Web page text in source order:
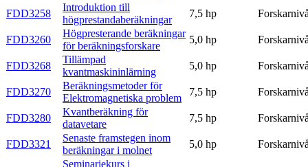
FDD3258
Introduktion till
högprestandaberäkningar
7,5 hp
FDD3260
Högpresterande beräkningar
för beräkningsforskare
5,0 hp
FDD3268
Tillämpad
kvantmaskininlärning
5,0 hp
FDD3270
Beräkningsmetoder för
Elektromagnetiska problem
7,5 hp
FDD3280
Kvantberäkning för
datavetare
7,5 hp
FDD3321
Senaste framstegen inom
beräkningar i molnet
5,0 hp
Seminariekurs i